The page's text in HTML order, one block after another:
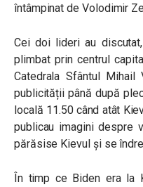
întâmpinat de Volodimir
Cei doi lideri au
plimbat prin centrul
Catedrala Sfântul Mihail
publicității până după
locală 11.50 când atât
publicau imagini despre
părăsise Kievul și se
În timp ce Biden era la